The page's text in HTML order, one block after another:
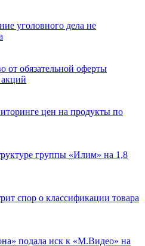
уголовного дела не
от обязательной оферты
цен на продукты по
группы «Илим» на 1,8
спор о классификации товара
подала иск к «М.Видео» на